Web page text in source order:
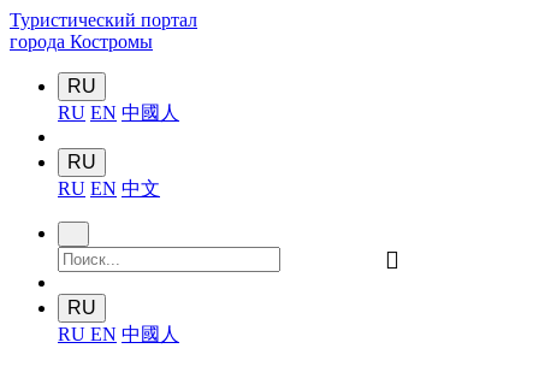
Туристический портал
города Костромы
RU
RU EN 中國人
RU
RU EN 中文
󰍉
RU
RU EN 中國人